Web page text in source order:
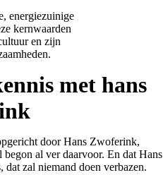
energiezuinige
kernwaarden
en zijn
met hans
door Hans Zwoferink,
begon al ver daarvoor. En dat Hans
dat zal niemand doen verbazen.